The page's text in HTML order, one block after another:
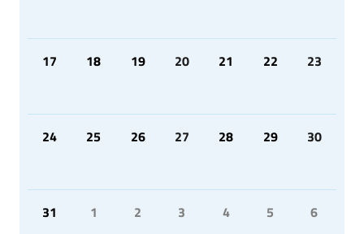
17 18 19 20 21 22 23
24 25 26 27 28 29 30
31 1 2 3 4 5 6